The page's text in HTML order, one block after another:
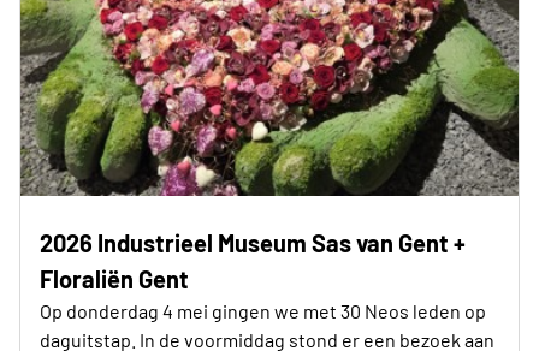
2026 Industrieel Museum Sas van Gent +
Floraliën Gent
Op donderdag 4 mei gingen we met 30 Neos leden op
daguitstap. In de voormiddag stond er een bezoek aan